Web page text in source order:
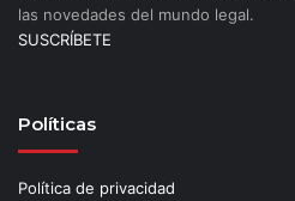
las novedades del mundo legal.
SUSCRÍBETE
Políticas
Política de privacidad